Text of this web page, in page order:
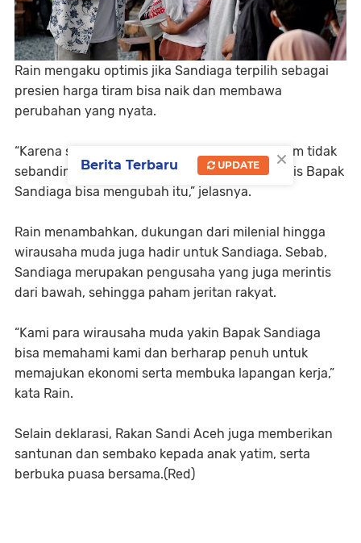
Rain mengaku optimis jika Sandiaga terpilih sebagai
presien harga tiram bisa naik dan membawa
perubahan yang nyata.
“Karena saat ini perjuangan mendapatkan tiram tidak
sebanding dengan hasilnya. Maka, kami optimis Bapak
Sandiaga bisa mengubah itu,” jelasnya.
Rain menambahkan, dukungan dari milenial hingga
wirausaha muda juga hadir untuk Sandiaga. Sebab,
Sandiaga merupakan pengusaha yang juga merintis
dari bawah, sehingga paham jeritan rakyat.
“Kami para wirausaha muda yakin Bapak Sandiaga
bisa memahami kami dan berharap penuh untuk
memajukan ekonomi serta membuka lapangan kerja,”
kata Rain.
Selain deklarasi, Rakan Sandi Aceh juga memberikan
santunan dan sembako kepada anak yatim, serta
berbuka puasa bersama.(Red)
×
Berita Terbaru UPDATE